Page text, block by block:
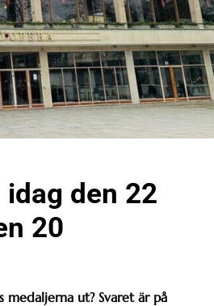
den 22
20
ut? Svaret är på